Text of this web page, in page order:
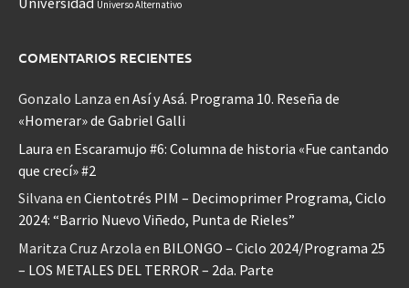
Universo Alternativo
COMENTARIOS RECIENTES
Gonzalo Lanza en Así y Asá. Programa 10. Reseña de
«Homerar» de Gabriel Galli
Laura en Escaramujo #6: Columna de historia «Fue cantando
que crecí» #2
Silvana en Cientotrés PIM – Decimoprimer Programa, Ciclo
2024: “Barrio Nuevo Viñedo, Punta de Rieles”
Maritza Cruz Arzola en BILONGO – Ciclo 2024/Programa 25
– LOS METALES DEL TERROR – 2da. Parte